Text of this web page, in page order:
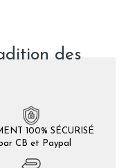
des
100% SÉCURISÉ
CB et Paypal